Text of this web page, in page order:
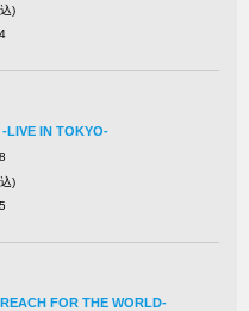
)
LIVE IN TOKYO-
)
FOR THE WORLD-